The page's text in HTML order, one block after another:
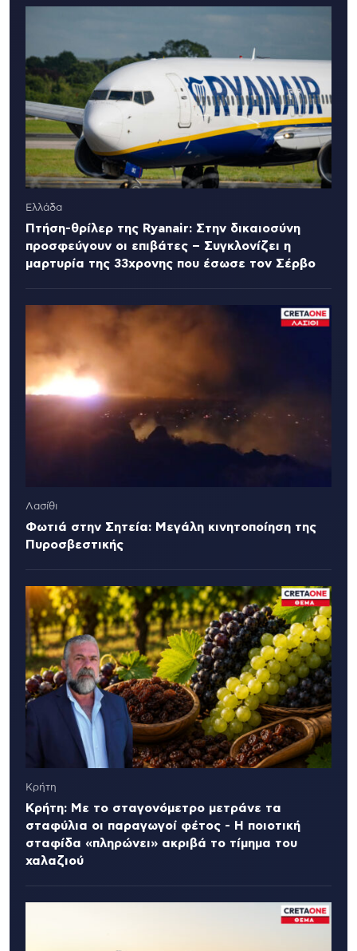
Ελλάδα
Πτήση-θρίλερ της Ryanair: Στην δικαιοσύνη
προσφεύγουν οι επιβάτες – Συγκλονίζει η
μαρτυρία της 33χρονης που έσωσε τον Σέρβο
Λασίθι
Φωτιά στην Σητεία: Μεγάλη κινητοποίηση της
Πυροσβεστικής
Κρήτη
Κρήτη: Με το σταγονόμετρο μετράνε τα
σταφύλια οι παραγωγοί φέτος - Η ποιοτική
σταφίδα «πληρώνει» ακριβά το τίμημα του
χαλαζιού